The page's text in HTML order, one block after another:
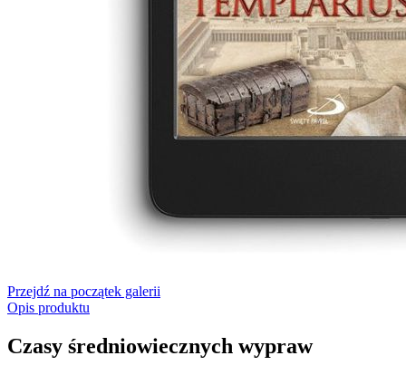
Przejdź na początek galerii
Opis produktu
Czasy średniowiecznych wypraw